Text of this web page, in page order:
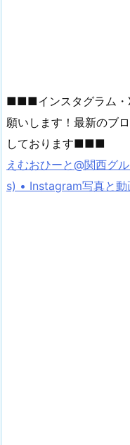
■■■インスタグラム・
願いします！最新のブ
しております■■■
えむおひーと@関西グ
s) • Instagram写真と動